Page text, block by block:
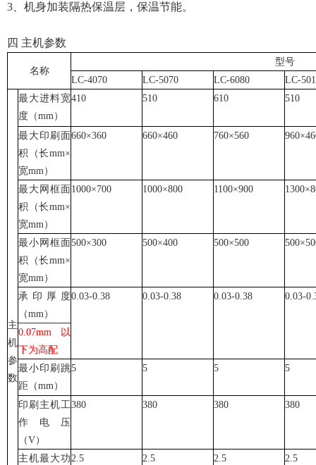
3、机身加装隔热保温层，保温节能。
四 主机参数
名称
型号
LC-4070
LC-5070 LC-6080 LC-
主
机
参
数
最大进料宽
度（mm）
410 510 610 510
最大印刷面
积（长mm×
宽mm）
660×360 660×460 760×560
最大网框面
积（长mm×
宽mm）
1000×700 1000×800 1100×900
最小网框面
积（长mm×
宽mm）
500×300 500×400 500×500
承印厚度
（mm）
0.03-0.38 0.03-0.38 0.03-0.38 0.03-
0.07mm以
下为高配
最小印刷跳
距（mm）
5 5 5 5
印刷主机工
作电压
（V）
380 380 380 380
主机最大功2.5 2.5 2.5 2.5